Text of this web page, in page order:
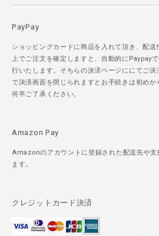
PayPay
ショッピングカードに商品を入れて頂き、配
上でご注文を確定しますと、自動的にPaypay
行いたします。そちらの決済ページににてご決
で決済画面を閉じられますとお手続きは初めか
何卒ご了承ください。
Amazon Pay
Amazonのアカウントに登録された配送先や支
ます。
クレジットカード決済